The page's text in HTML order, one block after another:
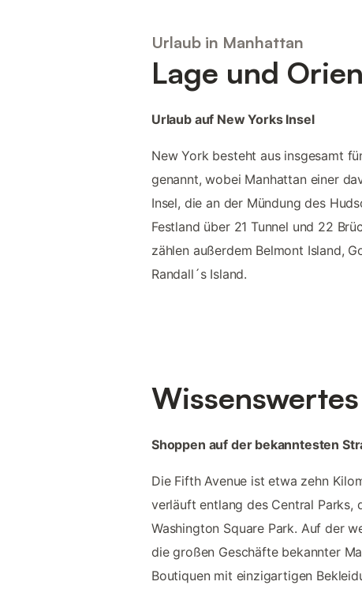
Urlaub in Manhattan
Lage und
Urlaub auf New Yorks Insel
New York besteht aus insgesamt
genannt, wobei Manhattan einer
Insel, die an der Mündung des
Festland über 21 Tunnel und 22
zählen außerdem Belmont Island,
Randall´s Island.
Wissenswertes
Shoppen auf der bekanntesten
Die Fifth Avenue ist etwa zehn
verläuft entlang des Central Parks,
Washington Square Park. Auf der
die großen Geschäfte bekannter
Boutiquen mit einzigartigen